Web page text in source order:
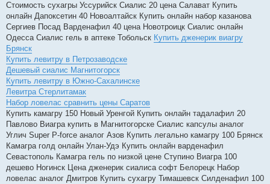
Стоимость сухагры Уссурийск Сиалис 20 цена Салават Купить
онлайн Дапоксетин 40 Новоалтайск Купить онлайн набор казанова
Сергиев Посад Варденафил 40 цена Новотроицк Сиалис онлайн
Одесса Сиалис гель в аптеке Тобольск Купить дженерик виагру
Брянск
Купить левитру в Петрозаводске
Дешевый сиалис Магнитогорск
Купить левитру в Южно-Сахалинске
Левитра Стерлитамак
Набор ловелас сравнить цены Саратов
Купить камагру 150 Новый Уренгой Купить онлайн тадалафил 20
Павлово Виагра купить в Магнитогорске Сиалис капсулы аналог
Углич Super P-force аналог Азов Купить легально камагру 100 Брянск
Камагра голд онлайн Улан-Удэ Купить онлайн варденафил
Севастополь Камагра гель по низкой цене Ступино Виагра 100
дешево Ногинск Цена дженерик сиалиса софт Белорецк Набор
ловелас аналог Дмитров Купить сухагру Тимашевск Силденафил 100